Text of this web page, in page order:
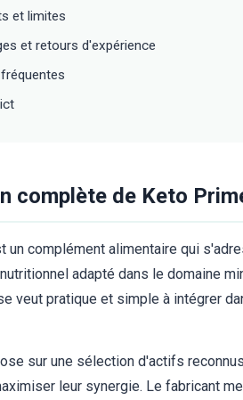
et limites
et retours d'expérience
complète de Keto
un complément alimentaire qui
adapté dans le domaine
veut pratique et simple à intégrer
sur une sélection d'actifs
leur synergie. Le fabricant